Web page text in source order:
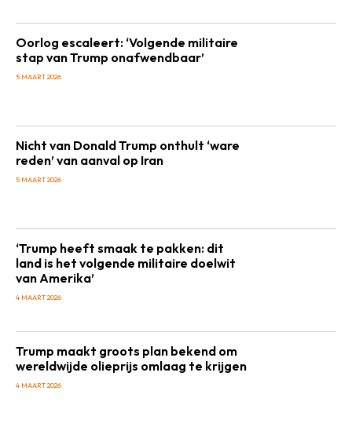
Oorlog escaleert: ‘Volgende militaire
stap van Trump onafwendbaar’
5 MAART 2026
Nicht van Donald Trump onthult ‘ware
reden’ van aanval op Iran
5 MAART 2026
‘Trump heeft smaak te pakken: dit
land is het volgende militaire doelwit
van Amerika’
4 MAART 2026
Trump maakt groots plan bekend om
wereldwijde olieprijs omlaag te krijgen
4 MAART 2026